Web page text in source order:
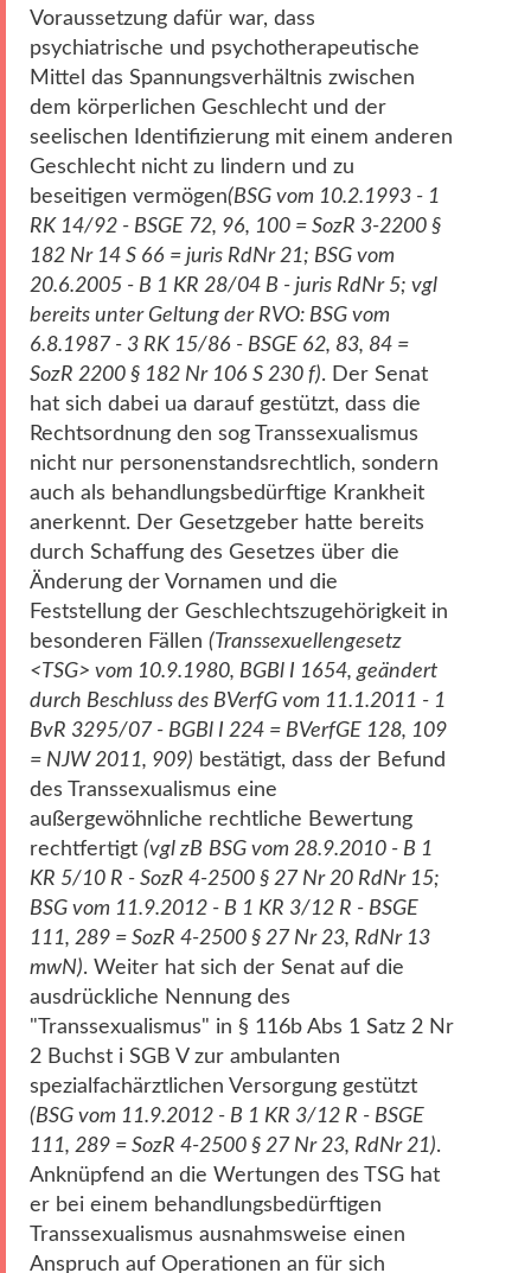
Voraussetzung dafür war, dass
psychiatrische und psychotherapeutische
Mittel das Spannungsverhältnis zwischen
dem körperlichen Geschlecht und der
seelischen Identifizierung mit einem anderen
Geschlecht nicht zu lindern und zu
beseitigen vermögen(BSG vom 10.2.1993 - 1
RK 14/92 - BSGE 72, 96, 100 = SozR 3-2200 §
182 Nr 14 S 66 = juris RdNr 21; BSG vom
20.6.2005 - B 1 KR 28/04 B - juris RdNr 5; vgl
bereits unter Geltung der RVO: BSG vom
6.8.1987 - 3 RK 15/86 - BSGE 62, 83, 84 =
SozR 2200 § 182 Nr 106 S 230 f). Der Senat
hat sich dabei ua darauf gestützt, dass die
Rechtsordnung den sog Transsexualismus
nicht nur personenstandsrechtlich, sondern
auch als behandlungsbedürftige Krankheit
anerkennt. Der Gesetzgeber hatte bereits
durch Schaffung des Gesetzes über die
Änderung der Vornamen und die
Feststellung der Geschlechtszugehörigkeit in
besonderen Fällen (Transsexuellengesetz
<TSG> vom 10.9.1980, BGBl I 1654, geändert
durch Beschluss des BVerfG vom 11.1.2011 - 1
BvR 3295/07 - BGBl I 224 = BVerfGE 128, 109
= NJW 2011, 909) bestätigt, dass der Befund
des Transsexualismus eine
außergewöhnliche rechtliche Bewertung
rechtfertigt (vgl zB BSG vom 28.9.2010 - B 1
KR 5/10 R - SozR 4-2500 § 27 Nr 20 RdNr 15;
BSG vom 11.9.2012 - B 1 KR 3/12 R - BSGE
111, 289 = SozR 4-2500 § 27 Nr 23, RdNr 13
mwN). Weiter hat sich der Senat auf die
ausdrückliche Nennung des
"Transsexualismus" in § 116b Abs 1 Satz 2 Nr
2 Buchst i SGB V zur ambulanten
spezialfachärztlichen Versorgung gestützt
(BSG vom 11.9.2012 - B 1 KR 3/12 R - BSGE
111, 289 = SozR 4-2500 § 27 Nr 23, RdNr 21).
Anknüpfend an die Wertungen des TSG hat
er bei einem behandlungsbedürftigen
Transsexualismus ausnahmsweise einen
Anspruch auf Operationen an für sich